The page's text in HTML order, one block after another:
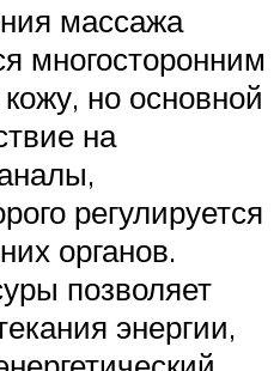
массажа
многосторонним
но основной
на
регулируется
органов.
позволяет
энергии,